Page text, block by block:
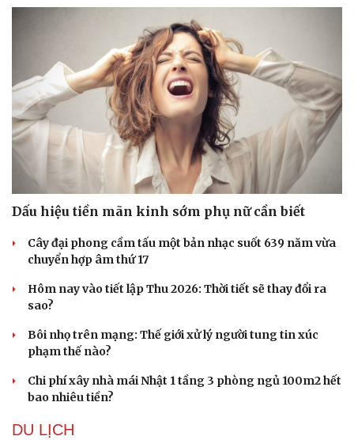
Doanh nghiệp
Thông tin doanh nghiệp
Doanh nghiệp 24h
Doanh nhân
Vì cộng đồng
Công nghệ
Sành điệu
Tin Công nghệ
Trải nghiệm
Chuyển đổi số
Dấu hiệu tiền mãn kinh sớm phụ nữ cần biết
Cây đại phong cầm tấu một bản nhạc suốt 639 năm vừa
chuyển hợp âm thứ 17
Hôm nay vào tiết lập Thu 2026: Thời tiết sẽ thay đổi ra
sao?
Bôi nhọ trên mạng: Thế giới xử lý người tung tin xúc
phạm thế nào?
Chi phí xây nhà mái Nhật 1 tầng 3 phòng ngủ 100m2 hết
bao nhiêu tiền?
DU LỊCH